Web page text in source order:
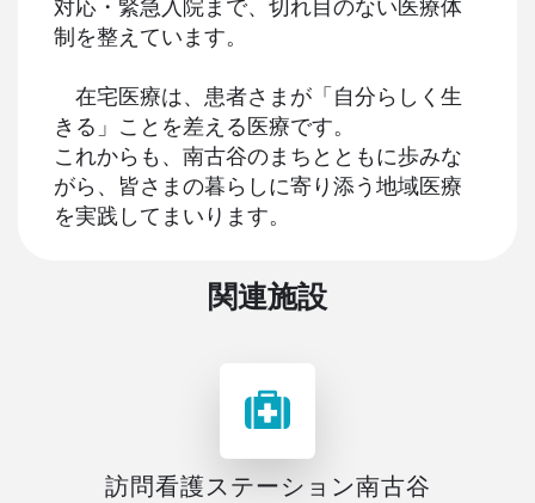
対応・緊急入院まで、切れ目のない医療体
制を整えています。
在宅医療は、患者さまが「自分らしく生
きる」ことを差える医療です。
これからも、南古谷のまちとともに歩みな
がら、皆さまの暮らしに寄り添う地域医療
を実践してまいります。
関連施設
訪問看護ステーション南古谷